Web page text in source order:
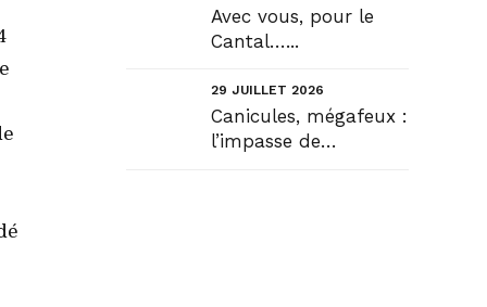
Avec vous, pour le
Cantal…...
29 JUILLET 2026
Canicules, mégafeux :
l’impasse de